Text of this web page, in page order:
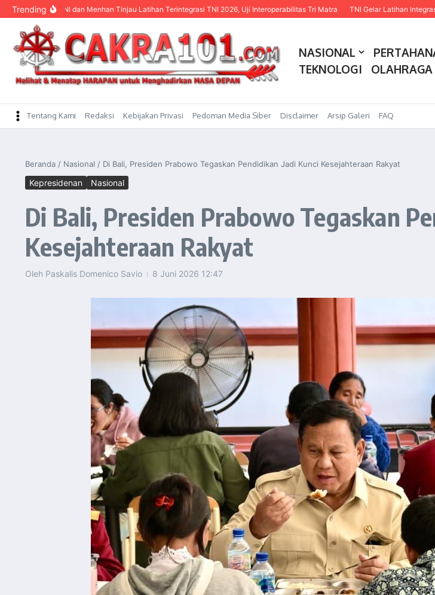
content
Trending
TNI dan Menhan Tinjau Latihan Terintegrasi TNI 2026, Uji Interoperabilitas Tri Matra TNI Gelar Latihan Integrasi 2026,
NASIONAL
TEKNOLOGI
OLAHRAGA
Tentang Kami Redaksi Kebijakan Privasi Pedoman Media Siber Disclaimer Arsip Galeri FAQ
Beranda / Nasional / Di Bali, Presiden Prabowo Tegaskan Pendidikan Jadi Kunci Kesejahteraan Rakyat
Kepresidenan Nasional
Di Bali, Presiden Prabowo Tegaskan
Kesejahteraan Rakyat
Oleh Paskalis Domenico Savio 8 Juni 2026 12:47